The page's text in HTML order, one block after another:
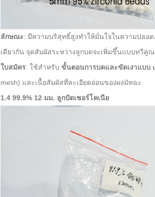
ลักษณะ: มีความบริสุทธิ์สูงทำให้มั่นใจในความปลอ
เดียวกัน จุดสัมผัสระหว่างลูกบดจะเพิ่มขึ้นแบบทวีคู
ใบสมัคร: ใช้สำหรับ ขั้นตอนการบดและขัดเงาแบบ
mesh) และเนื้อสัมผัสที่ละเอียดอ่อนของผงมัทฉะ
1.4 99.9% 12 มม. ลูกปัดเซอร์โคเนีย